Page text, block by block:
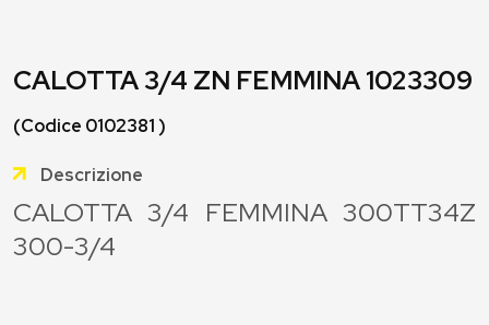
CALOTTA 3/4 ZN FEMMINA 1023309
(Codice 0102381 )
Descrizione
CALOTTA 3/4 FEMMINA 300TT34Z
300-3/4